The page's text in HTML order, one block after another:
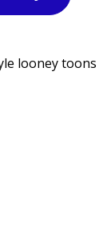
looney toons